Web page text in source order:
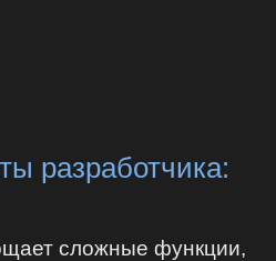
разработчика:
сложные функции,